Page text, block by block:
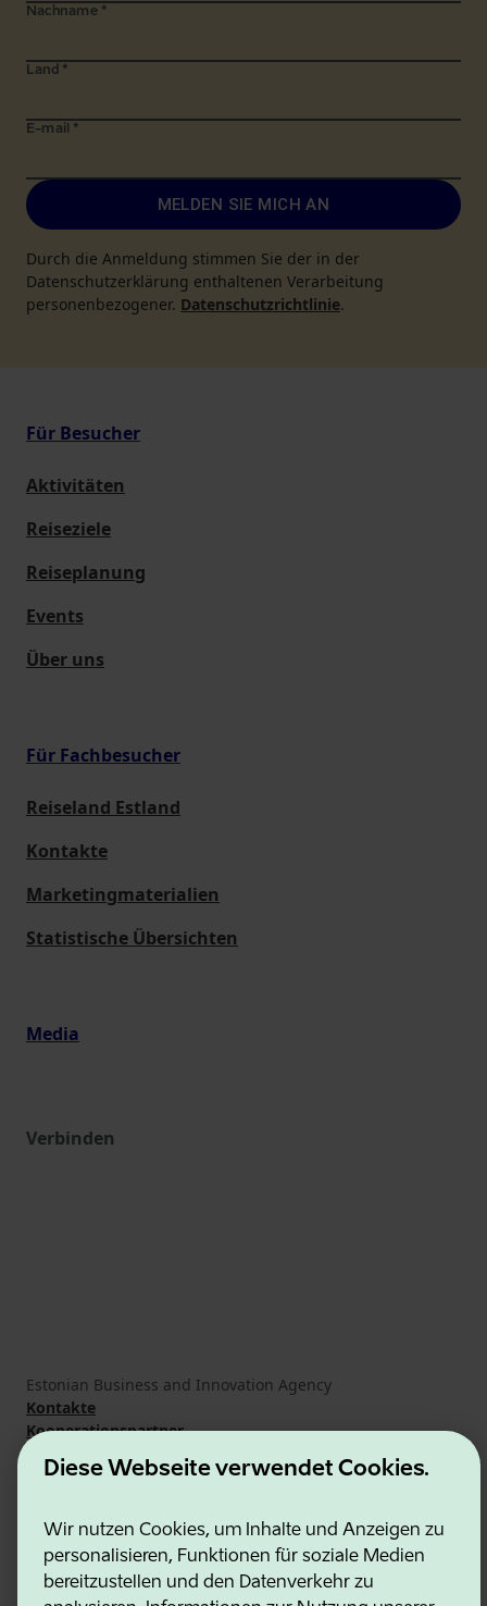
Diese Webseite verwendet Cookies.
Wir nutzen Cookies, um Inhalte und Anzeigen zu
personalisieren, Funktionen für soziale Medien
bereitzustellen und den Datenverkehr zu
Nachname *
Land *
E-mail *
MELDEN SIE MICH AN
Durch die Anmeldung stimmen Sie der in der
Datenschutzerklärung enthaltenen Verarbeitung
personenbezogener. Datenschutzrichtlinie.
Für Besucher
Aktivitäten
Reiseziele
Reiseplanung
Events
Über uns
Für Fachbesucher
Reiseland Estland
Kontakte
Marketingmaterialien
Statistische Übersichten
Media
Verbinden
Estonian Business and Innovation Agency
Kontakte
Kooperationspartner
Nutzungsbedingungen
Cookie- und Datenschutzrichtlinie